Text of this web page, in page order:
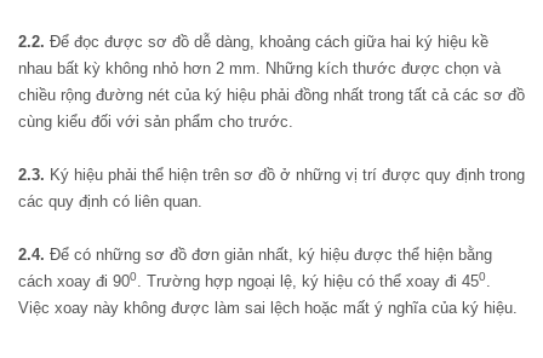
2.2. Để đọc được sơ đồ dễ dàng, khoảng cách giữa hai ký hiệu kề
nhau bất kỳ không nhỏ hơn 2 mm. Những kích thước được chọn và
chiều rộng đường nét của ký hiệu phải đồng nhất trong tất cả các sơ đồ
cùng kiểu đối với sản phẩm cho trước.
2.3. Ký hiệu phải thể hiện trên sơ đồ ở những vị trí được quy định trong
các quy định có liên quan.
2.4. Để có những sơ đồ đơn giản nhất, ký hiệu được thể hiện bằng
cách xoay đi 900 . Trường hợp ngoại lệ, ký hiệu có thể xoay đi 450
Việc xoay này không được làm sai lệch hoặc mất ý nghĩa của ký hiệu.